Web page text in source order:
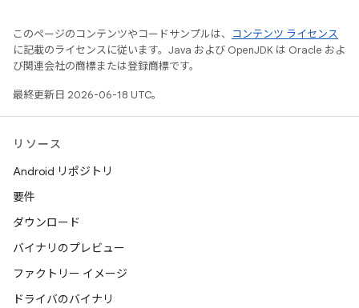
このページのコンテンツやコードサンプルは、
コンテンツ ライセンス
に記載のライセンスに従います。Java および OpenJDK は Oracle およ
び関連会社の商標または登録商標です。
最終更新日 2026-06-18 UTC。
リソース
Android リポジトリ
要件
ダウンロード
バイナリのプレビュー
ファクトリー イメージ
ドライバのバイナリ